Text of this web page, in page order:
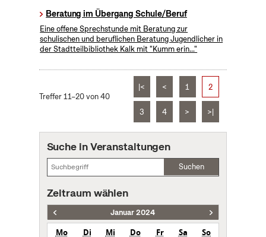
Beratung im Übergang Schule/Beruf
Eine offene Sprechstunde mit Beratung zur
schulischen und beruflichen Beratung Jugendlicher in
der Stadtteilbibliothek Kalk mit "Kumm erin..."
Treffer 11–20 von 40
|< < 1 2
3 4 > >|
Suche in Veranstaltungen
Suchen
Zeitraum wählen
Januar 2024
Mo Di Mi Do Fr Sa
So